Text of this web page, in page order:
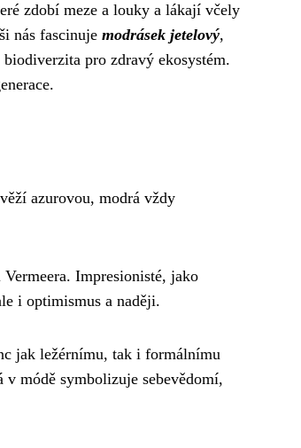
zdobí meze a louky a lákají včely
nás fascinuje modrásek jetelový,
pro zdravý ekosystém.
azurovou, modrá vždy
Impresionisté, jako
i optimismus a naději.
jak ležérnímu, tak i formálnímu
módě symbolizuje sebevědomí,